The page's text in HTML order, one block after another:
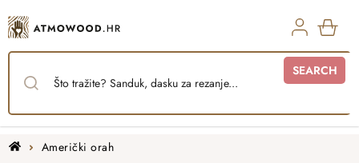
to
content
SEARCH
HomeAmerički orah